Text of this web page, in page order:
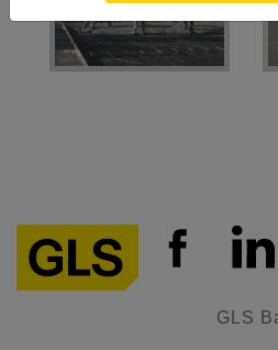
GLS
Datenschutzerklärungbzw.